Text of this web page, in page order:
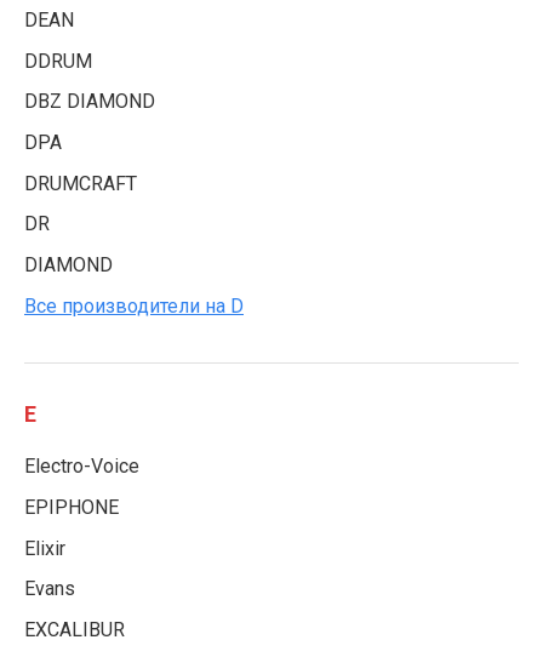
DEAN
DDRUM
DBZ DIAMOND
DPA
DRUMCRAFT
DR
DIAMOND
Все производители на D
E
Electro-Voice
EPIPHONE
Elixir
Evans
EXCALIBUR